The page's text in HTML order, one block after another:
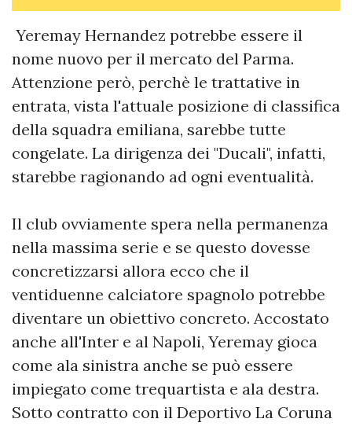
Yeremay Hernandez potrebbe essere il
nome nuovo per il mercato del Parma.
Attenzione però, perchè le trattative in
entrata, vista l'attuale posizione di classifica
della squadra emiliana, sarebbe tutte
congelate. La dirigenza dei "Ducali", infatti,
starebbe ragionando ad ogni eventualità.
Il club ovviamente spera nella permanenza
nella massima serie e se questo dovesse
concretizzarsi allora ecco che il
ventiduenne calciatore spagnolo potrebbe
diventare un obiettivo concreto. Accostato
anche all'Inter e al Napoli, Yeremay gioca
come ala sinistra anche se può essere
impiegato come trequartista e ala destra.
Sotto contratto con il Deportivo La Coruna